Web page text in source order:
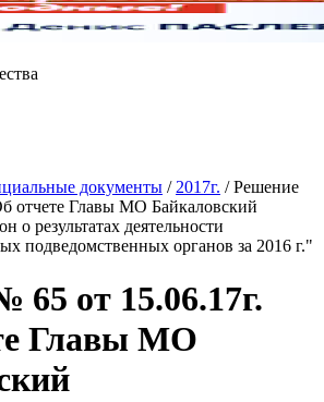
документы / 2017г. /Решение
отчете Главы МО Байкаловский
о результатах деятельности
подведомственных органов за 2016 г."
65 от 15.06.17г.
Главы МО